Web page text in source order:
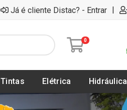
Já é cliente Distac? - Entrar |
0
Tintas Elétrica Hidráulica